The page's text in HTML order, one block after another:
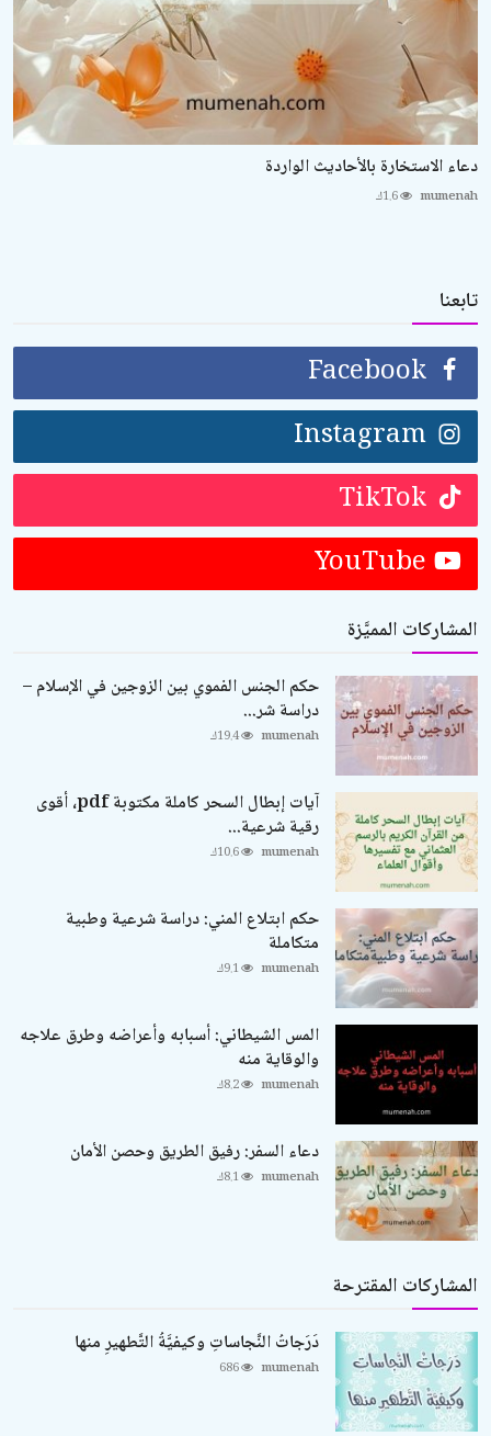
دعاء الاستخارة بالأحاديث الواردة
mumenah
تابعنا
Facebook
Instagram
TikTok
YouTube
المشاركات المميَّزة
حكم الجنس الفموي بين الزوجين في الإسلام –
دراسة شر...
mumenah 19.4ك
آيات إبطال السحر كاملة مكتوبة pdf، أقوى
رقية شرعية...
mumenah
حكم ابتلاع المني: دراسة شرعية وطبية
متكاملة
mumenah
المس الشيطاني: أسبابه وأعراضه وطرق علاجه
والوقاية منه
mumenah
دعاء السفر: رفيق الطريق وحصن الأمان
mumenah
المشاركات المقترحة
دَرَجاتُ النَّجاساتِ وكيفيَّةُ التَّطهيرِ منها
mumenah